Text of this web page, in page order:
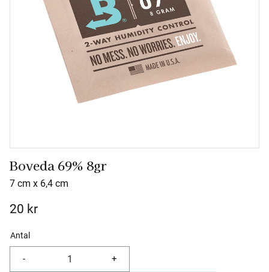
Boveda 69% 8gr
7 cm x 6,4 cm
20 kr
Antal
+
-